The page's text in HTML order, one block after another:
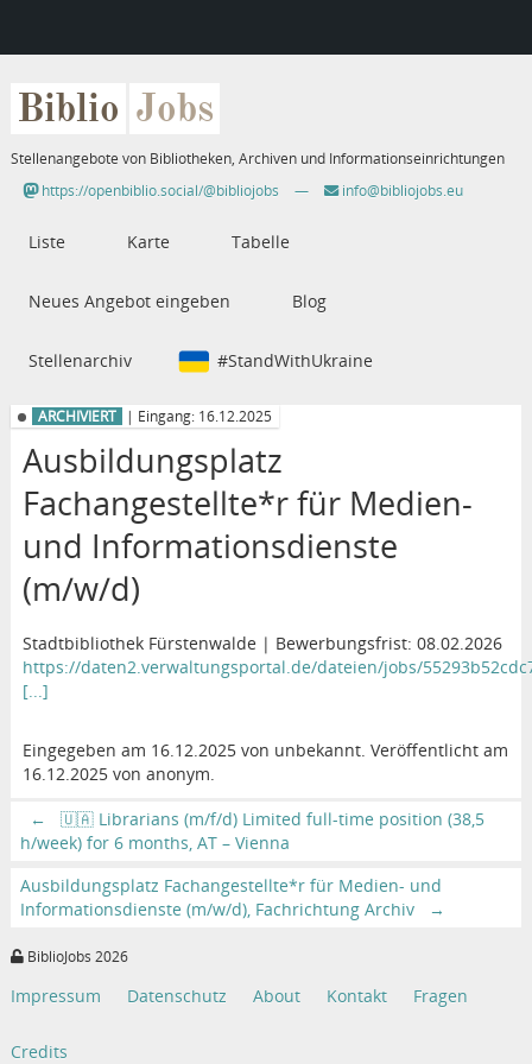
Biblio Jobs
Stellenangebote von Bibliotheken, Archiven und Informationseinrichtungen
https://openbiblio.social/@bibliojobs
— info@bibliojobs.eu
Liste Karte Tabelle
Neues Angebot eingeben Blog
Stellenarchiv #StandWithUkraine
ARCHIVIERT | Eingang: 16.12.2025
Ausbildungsplatz
Fachangestellte*r für Medien-
und Informationsdienste
(m/w/d)
Stadtbibliothek Fürstenwalde | Bewerbungsfrist: 08.02.2026
https://daten2.verwaltungsportal.de/dateien/jobs/
[...]
Eingegeben am 16.12.2025 von unbekannt. Veröffentlicht am
16.12.2025 von anonym.
←
🇺🇦 Librarians (m/f/d) Limited full-time position (38,5
h/week) for 6 months, AT – Vienna
Ausbildungsplatz Fachangestellte*r für Medien- und
Informationsdienste (m/w/d), Fachrichtung Archiv
→
BiblioJobs 2026
Impressum Datenschutz About Kontakt Fragen
Credits